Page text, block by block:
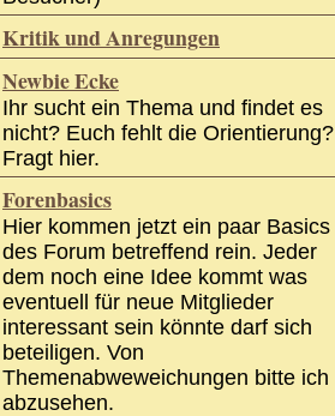
Kritik und Anregungen
Newbie Ecke
Ihr sucht ein Thema und findet es
nicht? Euch fehlt die Orientierung?
Fragt hier.
Forenbasics
Hier kommen jetzt ein paar Basics
des Forum betreffend rein. Jeder
dem noch eine Idee kommt was
eventuell für neue Mitglieder
interessant sein könnte darf sich
beteiligen. Von
Themenabweweichungen bitte ich
abzusehen.